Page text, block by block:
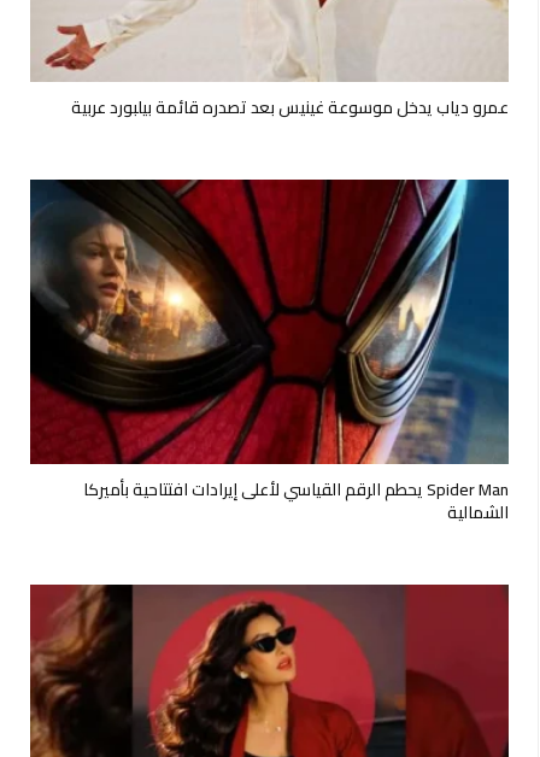
عمرو دياب يدخل موسوعة غينيس بعد تصدره قائمة بيلبورد عربية
Spider Man يحطم الرقم القياسي لأعلى إيرادات افتتاحية بأميركا
الشمالية